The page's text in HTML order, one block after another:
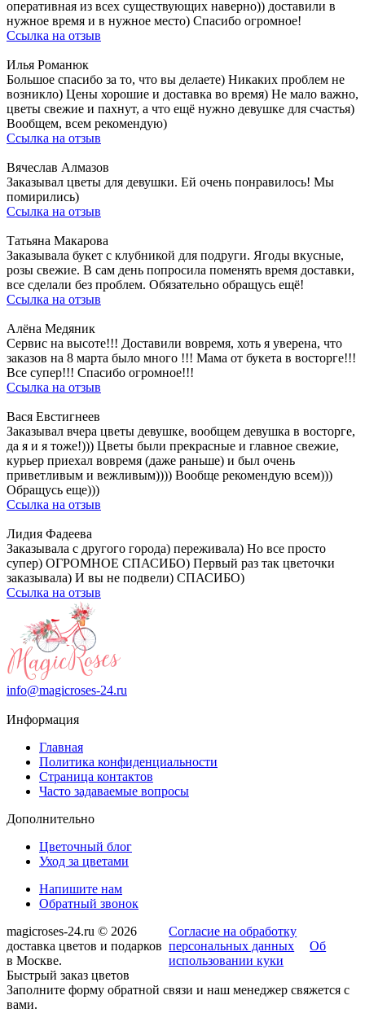
оперативная из всех существующих наверно)) доставили в
нужное время и в нужное место) Спасибо огромное!
Ссылка на отзыв
Илья Романюк
Большое спасибо за то, что вы делаете) Никаких проблем не
возникло) Цены хорошие и доставка во время) Не мало важно,
цветы свежие и пахнут, а что ещё нужно девушке для счастья)
Вообщем, всем рекомендую)
Ссылка на отзыв
Вячеслав Алмазов
Заказывал цветы для девушки. Ей очень понравилось! Мы
помирились)
Ссылка на отзыв
Татьяна Макарова
Заказывала букет с клубникой для подруги. Ягоды вкусные,
розы свежие. В сам день попросила поменять время доставки,
все сделали без проблем. Обязательно обращусь ещё!
Ссылка на отзыв
Алёна Медяник
Сервис на высоте!!! Доставили вовремя, хоть я уверена, что
заказов на 8 марта было много !!! Мама от букета в восторге!!!
Все супер!!! Спасибо огромное!!!
Ссылка на отзыв
Вася Евстигнеев
Заказывал вчера цветы девушке, вообщем девушка в восторге,
да я и я тоже!))) Цветы были прекрасные и главное свежие,
курьер приехал вовремя (даже раньше) и был очень
приветливым и вежливым)))) Вообще рекомендую всем)))
Обращусь еще)))
Ссылка на отзыв
Лидия Фадеева
Заказывала с другого города) переживала) Но все просто
супер) ОГРОМНОЕ СПАСИБО) Первый раз так цветочки
заказывала) И вы не подвели) СПАСИБО)
Ссылка на отзыв
info@magicroses-24.ru
Информация
Главная
Политика конфиденциальности
Страница контактов
Часто задаваемые вопросы
Дополнительно
Цветочный блог
Уход за цветами
Напишите нам
Обратный звонок
magicroses-24.ru © 2026
доставка цветов и подарков
в Москве.
Согласие на обработку
персональных данных
Об
использовании куки
Быстрый заказ цветов
Заполните форму обратной связи и наш менеджер свяжется с
вами.